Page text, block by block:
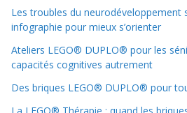
Les troubles du neurodéveloppement
infographie pour mieux s’orienter
Ateliers LEGO® DUPLO® pour les
capacités cognitives autrement
Des briques LEGO® DUPLO® pour